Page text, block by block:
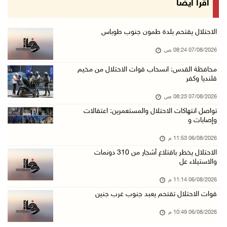
إصابة مسن بجروح ورضوض إثر اعتداء جيش الاحتلال ...
06/آب/2026 09:13 م
06/آب/2026 09:08 م
الرئيس يستقبل مجلس بلدية رام الله ويشدد على د ...
06/آب/2026 08:36 م
06/آب/2026 08:33 م
الاحتلال يوسع حملات الدهم والاعتقال في قلنديا ...
الرئيس المصري وملك البحرين يشددان على ضرورة ت ...
اقرأ أيضا
الاحتلال يقتحم بلدة طمون جنوب طوباس
07/08/2026 08:24 ص
محافظة القدس: انسحاب قوات الاحتلال من مخيم
قلنديا وكفر
07/08/2026 08:23 ص
تواصل انتهاكات الاحتلال والمستعمرين: اعتقالات
وإصابات و
06/08/2026 11:53 م
الاحتلال يخطر باقتلاع أشجار من 310 دونمات
والاستيلاء عل
06/08/2026 11:14 م
قوات الاحتلال تقتحم يعبد جنوب غرب جنين
06/08/2026 10:49 م